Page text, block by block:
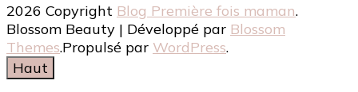
2026 Copyright Blog Première fois maman.
Blossom Beauty | Développé par Blossom
Themes.Propulsé par WordPress.
Haut